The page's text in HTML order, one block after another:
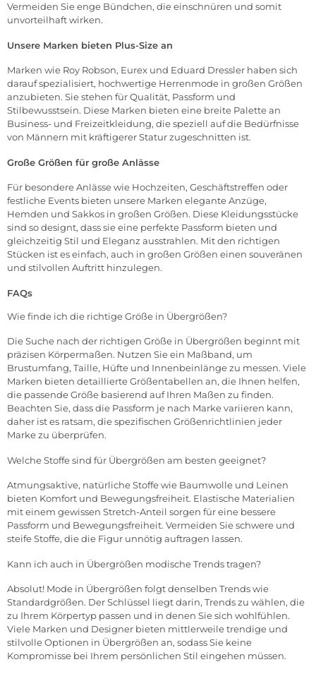
Vermeiden Sie enge Bündchen, die einschnüren und somit
unvorteilhaft wirken.
Unsere Marken bieten Plus-Size an
Marken wie Roy Robson, Eurex und Eduard Dressler haben sich
darauf spezialisiert, hochwertige Herrenmode in großen Größen
anzubieten. Sie stehen für Qualität, Passform und
Stilbewusstsein. Diese Marken bieten eine breite Palette an
Business- und Freizeitkleidung, die speziell auf die Bedürfnisse
von Männern mit kräftigerer Statur zugeschnitten ist.
Große Größen für große Anlässe
Für besondere Anlässe wie Hochzeiten, Geschäftstreffen oder
festliche Events bieten unsere Marken elegante Anzüge,
Hemden und Sakkos in großen Größen. Diese Kleidungsstücke
sind so designt, dass sie eine perfekte Passform bieten und
gleichzeitig Stil und Eleganz ausstrahlen. Mit den richtigen
Stücken ist es einfach, auch in großen Größen einen souveränen
und stilvollen Auftritt hinzulegen.
FAQs
Wie finde ich die richtige Größe in Übergrößen?
Die Suche nach der richtigen Größe in Übergrößen beginnt mit
präzisen Körpermaßen. Nutzen Sie ein Maßband, um
Brustumfang, Taille, Hüfte und Innenbeinlänge zu messen. Viele
Marken bieten detaillierte Größentabellen an, die Ihnen helfen,
die passende Größe basierend auf Ihren Maßen zu finden.
Beachten Sie, dass die Passform je nach Marke variieren kann,
daher ist es ratsam, die spezifischen Größenrichtlinien jeder
Marke zu überprüfen.
Welche Stoffe sind für Übergrößen am besten geeignet?
Atmungsaktive, natürliche Stoffe wie Baumwolle und Leinen
bieten Komfort und Bewegungsfreiheit. Elastische Materialien
mit einem gewissen Stretch-Anteil sorgen für eine bessere
Passform und Bewegungsfreiheit. Vermeiden Sie schwere und
steife Stoffe, die die Figur unnötig auftragen lassen.
Kann ich auch in Übergrößen modische Trends tragen?
Absolut! Mode in Übergrößen folgt denselben Trends wie
Standardgrößen. Der Schlüssel liegt darin, Trends zu wählen, die
zu Ihrem Körpertyp passen und in denen Sie sich wohlfühlen.
Viele Marken und Designer bieten mittlerweile trendige und
stilvolle Optionen in Übergrößen an, sodass Sie keine
Kompromisse bei Ihrem persönlichen Stil eingehen müssen.